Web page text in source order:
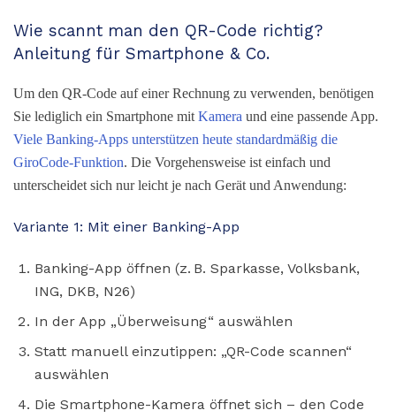
Wie scannt man den QR-Code richtig?
Anleitung für Smartphone & Co.
Um den QR-Code auf einer Rechnung zu verwenden, benötigen
Sie lediglich ein Smartphone mit Kamera und eine passende App.
Viele Banking-Apps unterstützen heute standardmäßig die
GiroCode-Funktion. Die Vorgehensweise ist einfach und
unterscheidet sich nur leicht je nach Gerät und Anwendung:
Variante 1: Mit einer Banking-App
Banking-App öffnen (z. B. Sparkasse, Volksbank,
ING, DKB, N26)
In der App „Überweisung“ auswählen
Statt manuell einzutippen: „QR-Code scannen“
auswählen
Die Smartphone-Kamera öffnet sich – den Code